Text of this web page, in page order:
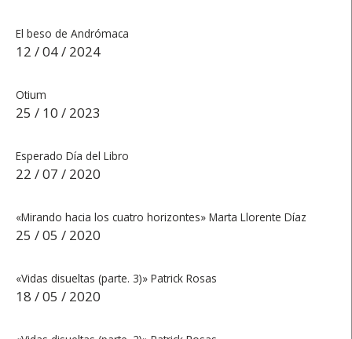
El beso de Andrómaca
12 / 04 / 2024
Otium
25 / 10 / 2023
Esperado Día del Libro
22 / 07 / 2020
«Mirando hacia los cuatro horizontes» Marta Llorente Díaz
25 / 05 / 2020
«Vidas disueltas (parte. 3)» Patrick Rosas
18 / 05 / 2020